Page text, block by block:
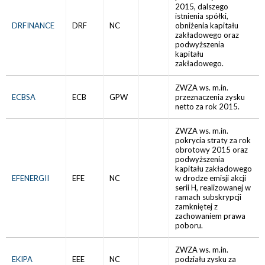
DRFINANCE DRF NC
2015, dalszego
istnienia spółki,
obniżenia kapitału
zakładowego oraz
podwyższenia
kapitału
zakładowego.
ECBSA ECB GPW
ZWZA ws. m.in.
przeznaczenia zysku
netto za rok 2015.
EFENERGII EFE NC
ZWZA ws. m.in.
pokrycia straty za rok
obrotowy 2015 oraz
podwyższenia
kapitału zakładowego
w drodze emisji akcji
serii H, realizowanej w
ramach subskrypcji
zamkniętej z
zachowaniem prawa
poboru.
EKIPA EEE NC
ZWZA ws. m.in.
podziału zysku za